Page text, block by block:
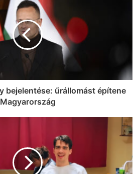
bejelentése: űrállomást építene
Magyarország